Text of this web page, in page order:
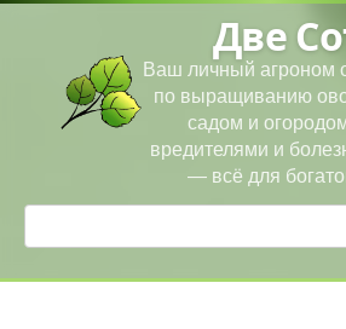
Перейти
Две
Ваш личный агроном
по выращиванию
садом и
вредителями и
— всё для
Поиск: